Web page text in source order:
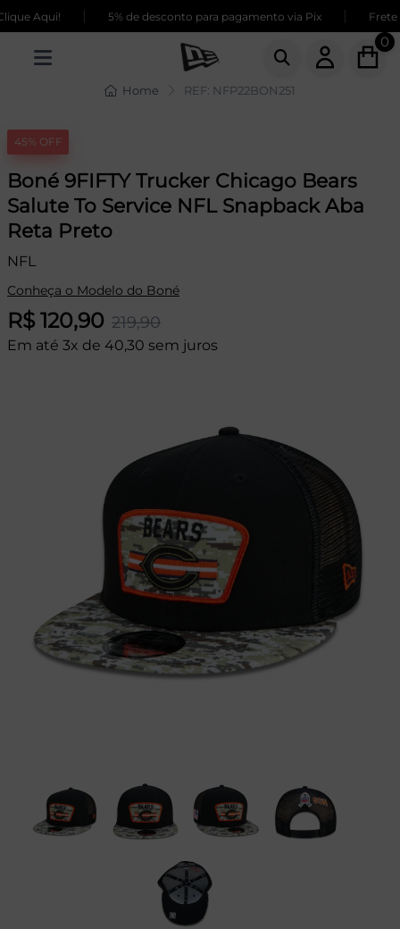
Aqui! 5% de desconto para pagamento via Pix Frete
0
Home REF: NFP22BON251
45% OFF
Boné 9FIFTY Trucker Chicago Bears
Salute To Service NFL Snapback Aba
Reta Preto
NFL
Conheça o Modelo do Boné
R$ 120,90 219,90
Em até 3x de 40,30 sem juros